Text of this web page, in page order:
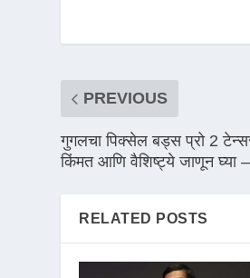
PREVIOUS
गुगलचा पिक्सेल बड्स प्रो 2
किंमत आणि वैशिष्ट्ये जाणून घ्या –
RELATED POSTS